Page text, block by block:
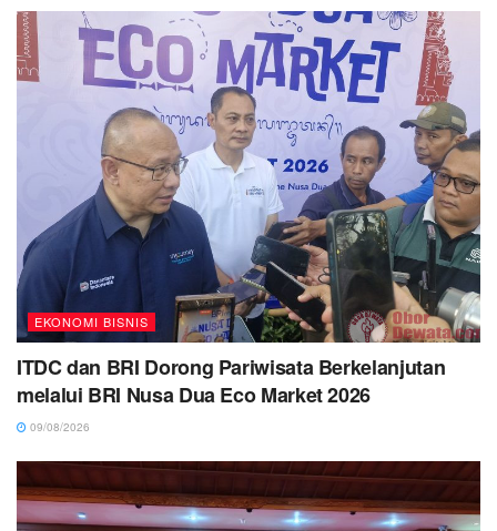
EKONOMI BISNIS
ITDC dan BRI Dorong Pariwisata Berkelanjutan
melalui BRI Nusa Dua Eco Market 2026
09/08/2026